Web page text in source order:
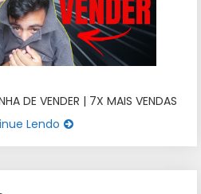
DE VENDER | 7X MAIS VENDAS
Lendo